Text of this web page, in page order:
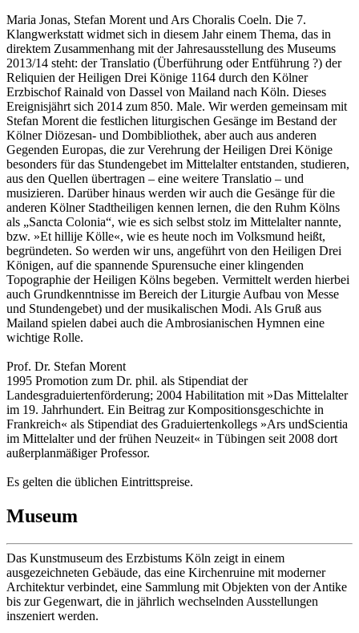
Maria Jonas, Stefan Morent und Ars Choralis Coeln. Die 7.
Klangwerkstatt widmet sich in diesem Jahr einem Thema, das in
direktem Zusammenhang mit der Jahresausstellung des Museums
2013/14 steht: der Translatio (Überführung oder Entführung ?) der
Reliquien der Heiligen Drei Könige 1164 durch den Kölner
Erzbischof Rainald von Dassel von Mailand nach Köln. Dieses
Ereignisjährt sich 2014 zum 850. Male. Wir werden gemeinsam mit
Stefan Morent die festlichen liturgischen Gesänge im Bestand der
Kölner Diözesan- und Dombibliothek, aber auch aus anderen
Gegenden Europas, die zur Verehrung der Heiligen Drei Könige
besonders für das Stundengebet im Mittelalter entstanden, studieren,
aus den Quellen übertragen – eine weitere Translatio – und
musizieren. Darüber hinaus werden wir auch die Gesänge für die
anderen Kölner Stadtheiligen kennen lernen, die den Ruhm Kölns
als „Sancta Colonia“, wie es sich selbst stolz im Mittelalter nannte,
bzw. »Et hillije Kölle«, wie es heute noch im Volksmund heißt,
begründeten. So werden wir uns, angeführt von den Heiligen Drei
Königen, auf die spannende Spurensuche einer klingenden
Topographie der Heiligen Kölns begeben. Vermittelt werden hierbei
auch Grundkenntnisse im Bereich der Liturgie Aufbau von Messe
und Stundengebet) und der musikalischen Modi. Als Gruß aus
Mailand spielen dabei auch die Ambrosianischen Hymnen eine
wichtige Rolle.
Prof. Dr. Stefan Morent
1995 Promotion zum Dr. phil. als Stipendiat der
Landesgraduiertenförderung; 2004 Habilitation mit »Das Mittelalter
im 19. Jahrhundert. Ein Beitrag zur Kompositionsgeschichte in
Frankreich« als Stipendiat des Graduiertenkollegs »Ars undScientia
im Mittelalter und der frühen Neuzeit« in Tübingen seit 2008 dort
außerplanmäßiger Professor.
Es gelten die üblichen Eintrittspreise.
Museum
Das Kunstmuseum des Erzbistums Köln zeigt in einem
ausgezeichneten Gebäude, das eine Kirchenruine mit moderner
Architektur verbindet, eine Sammlung mit Objekten von der Antike
bis zur Gegenwart, die in jährlich wechselnden Ausstellungen
inszeniert werden.